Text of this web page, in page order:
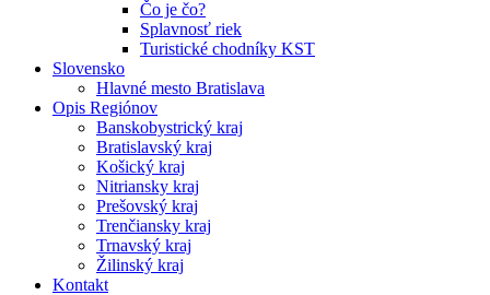
Čo je čo?
Splavnosť riek
Turistické chodníky KST
Slovensko
Hlavné mesto Bratislava
Opis Regiónov
Banskobystrický kraj
Bratislavský kraj
Košický kraj
Nitriansky kraj
Prešovský kraj
Trenčiansky kraj
Trnavský kraj
Žilinský kraj
Kontakt